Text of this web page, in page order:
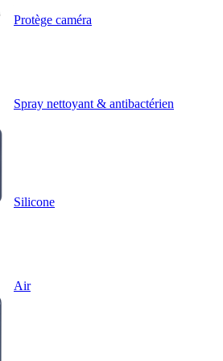
Protège caméra
Spray nettoyant & antibactérien
Silicone
Air